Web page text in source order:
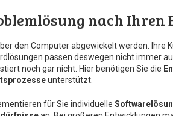
nach Ihren
den Computer abgewickelt werden. Ihre
passen deswegen nicht immer
noch gar nicht. Hier benötigen Sie die
unterstützt.
für Sie individuelle